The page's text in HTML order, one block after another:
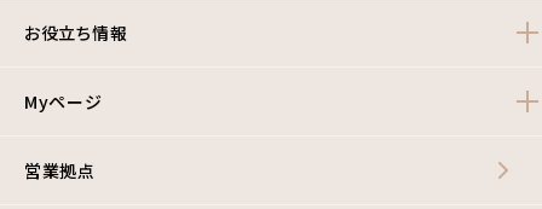
お役立ち情報
Myページ
営業拠点